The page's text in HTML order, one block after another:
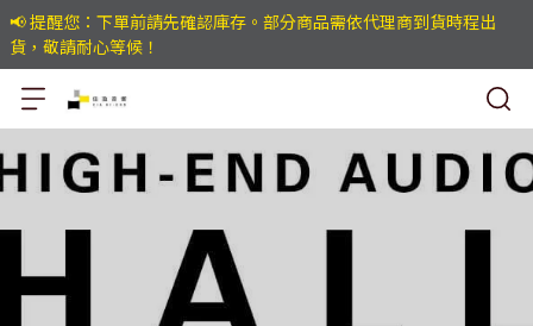
📢 提醒您：下單前請先確認庫存。部分商品需依代理商到貨時程出
貨，敬請耐心等候！
Rockport